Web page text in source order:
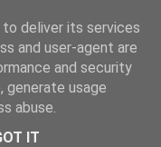
DEL
deliver its services
and user-agent are
and security
generate usage
abuse.
IT